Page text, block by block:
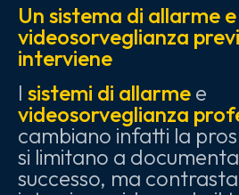
Un sistema di allarme e
videosorveglianza
interviene
I sistemi di allarme e
videosorveglianza
cambiano infatti la
si limitano a
successo, ma